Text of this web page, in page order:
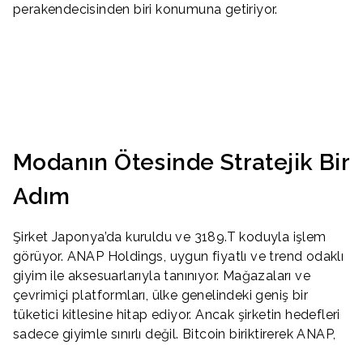
perakendecisinden biri konumuna getiriyor.
Modanın Ötesinde Stratejik Bir
Adım
Şirket Japonya’da kuruldu ve 3189.T koduyla işlem
görüyor. ANAP Holdings, uygun fiyatlı ve trend odaklı
giyim ile aksesuarlarıyla tanınıyor. Mağazaları ve
çevrimiçi platformları, ülke genelindeki geniş bir
tüketici kitlesine hitap ediyor. Ancak şirketin hedefleri
sadece giyimle sınırlı değil. Bitcoin biriktirerek ANAP,